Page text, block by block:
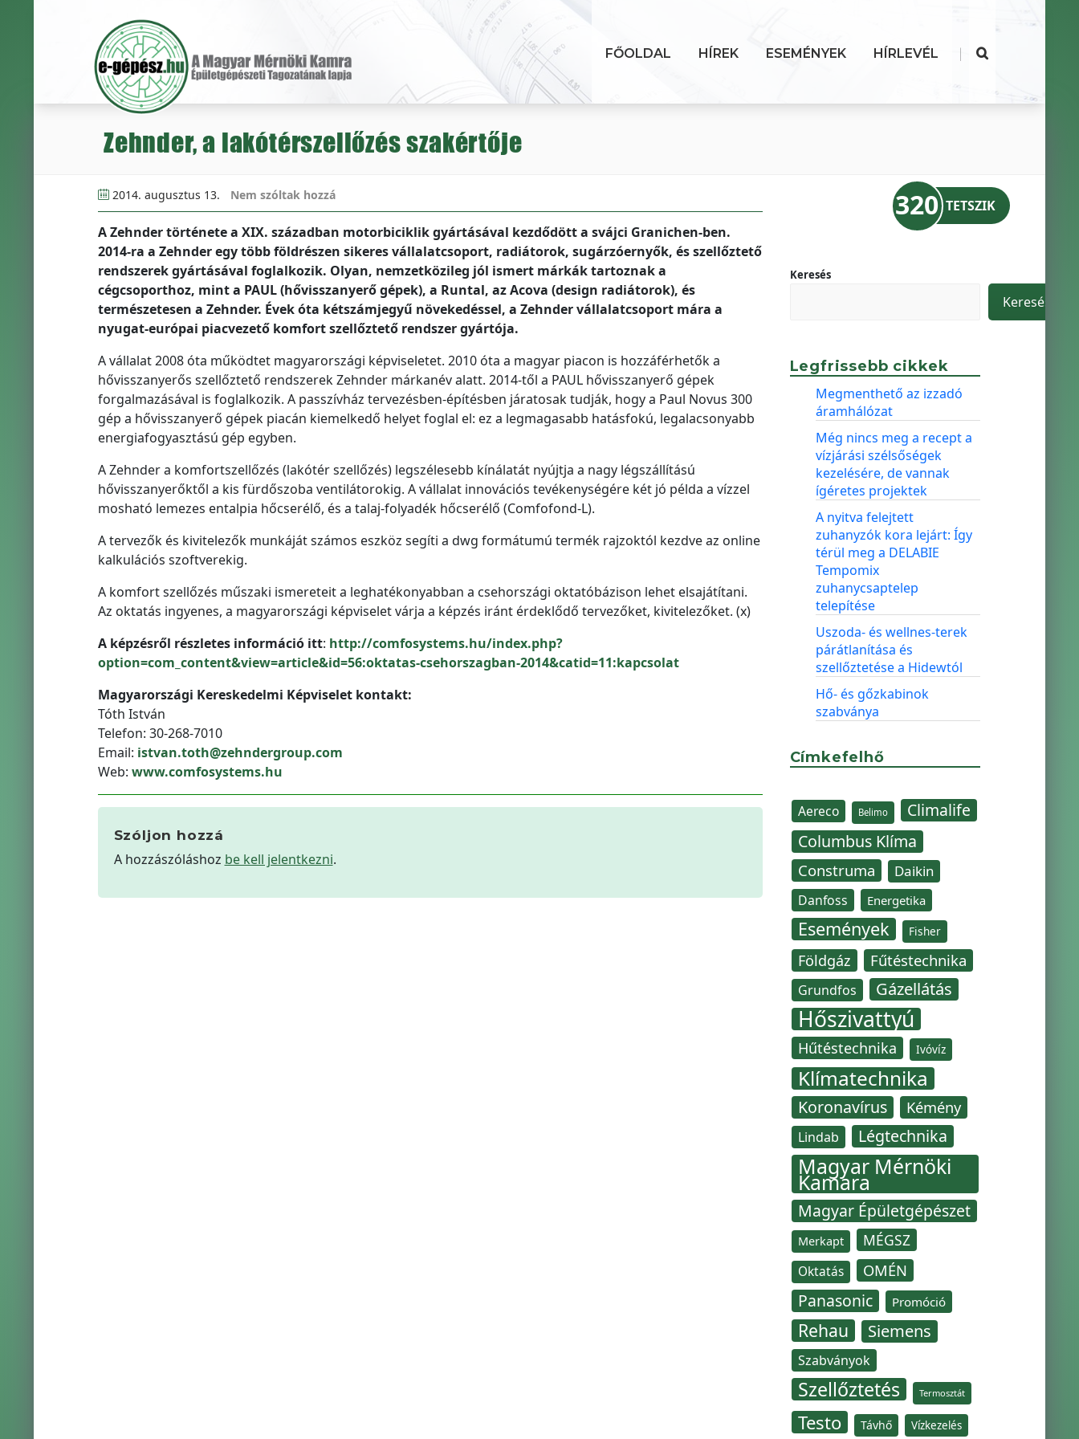
FŐOLDAL HÍREK ESEMÉNYEK HÍRLEVÉL |
Zehnder, a lakótérszellőzés szakértője
2014. augusztus 13. Nem szóltak hozzá
A Zehnder története a XIX. században motorbiciklik gyártásával kezdődött a svájci Granichen-ben.
2014-ra a Zehnder egy több földrészen sikeres vállalatcsoport, radiátorok, sugárzóernyők, és szellőztető
rendszerek gyártásával foglalkozik. Olyan, nemzetközileg jól ismert márkák tartoznak a
cégcsoporthoz, mint a PAUL (hővisszanyerő gépek), a Runtal, az Acova (design radiátorok), és
természetesen a Zehnder. Évek óta kétszámjegyű növekedéssel, a Zehnder vállalatcsoport mára a
nyugat-európai piacvezető komfort szellőztető rendszer gyártója.
A vállalat 2008 óta működtet magyarországi képviseletet. 2010 óta a magyar piacon is hozzáférhetők a
hővisszanyerős szellőztető rendszerek Zehnder márkanév alatt. 2014-től a PAUL hővisszanyerő gépek
forgalmazásával is foglalkozik. A passzívház tervezésben-építésben járatosak tudják, hogy a Paul Novus 300
gép a hővisszanyerő gépek piacán kiemelkedő helyet foglal el: ez a legmagasabb hatásfokú, legalacsonyabb
energiafogyasztású gép egyben.
A Zehnder a komfortszellőzés (lakótér szellőzés) legszélesebb kínálatát nyújtja a nagy légszállítású
hővisszanyerőktől a kis fürdőszoba ventilátorokig. A vállalat innovációs tevékenységére két jó példa a vízzel
mosható lemezes entalpia hőcserélő, és a talaj-folyadék hőcserélő (Comfofond-L).
A tervezők és kivitelezők munkáját számos eszköz segíti a dwg formátumú termék rajzoktól kezdve az online
kalkulációs szoftverekig.
A komfort szellőzés műszaki ismereteit a leghatékonyabban a csehországi oktatóbázison lehet elsajátítani.
Az oktatás ingyenes, a magyarországi képviselet várja a képzés iránt érdeklődő tervezőket, kivitelezőket. (x)
A képzésről részletes információ itt: http://comfosystems.hu/index.php?
option=com_content&view=article&id=56:oktatas-csehorszagban-2014&catid=11:kapcsolat
Magyarországi Kereskedelmi Képviselet kontakt:
Tóth István
Telefon: 30-268-7010
Email: istvan.toth@zehndergroup.com
Web: www.comfosystems.hu
Szóljon hozzá
A hozzászóláshoz be kell jelentkezni.
320 TETSZIK
Keresés
Keresés
Legfrissebb cikkek
Megmenthető az izzadó
áramhálózat
Még nincs meg a recept a
vízjárási szélsőségek
kezelésére, de vannak
ígéretes projektek
A nyitva felejtett
zuhanyzók kora lejárt: Így
térül meg a DELABIE
Tempomix
zuhanycsaptelep
telepítése
Uszoda- és wellnes-terek
párátlanítása és
szellőztetése a Hidewtól
Hő- és gőzkabinok
szabványa
Címkefelhő
Aereco Belimo
Climalife
Columbus Klíma
Construma Daikin
Danfoss Energetika
Események Fisher
Földgáz Fűtéstechnika
Grundfos Gázellátás
Hőszivattyú
Hűtéstechnika Ivóvíz
Klímatechnika
Koronavírus Kémény
Lindab Légtechnika
Magyar Mérnöki
Kamara
Magyar Épületgépészet
Merkapt MÉGSZ
Oktatás OMÉN
Panasonic Promóció
Rehau Siemens
Szabványok
Szellőztetés Termosztát
Testo Távhő Vízkezelés